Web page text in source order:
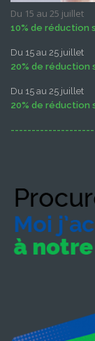
Du 15 au 25 juillet
10% de réduction
Du 15 au 25 juillet
20% de réduction
Du 15 au 25 juillet
20% de réduction